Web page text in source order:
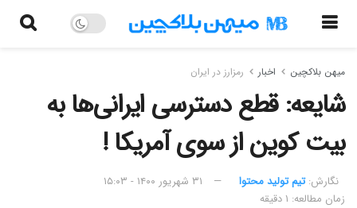
میهن بلاکچین اخبار رمزارز در ایران
شایعه: قطع دسترسی ایرانی‌ها به
بیت کوین از سوی آمریکا !
نگارش:‌ تیم تولید محتوا
۳۱ شهریور ۱۴۰۰ - ۱۵:۰۳
زمان مطالعه: ۱ دقیقه